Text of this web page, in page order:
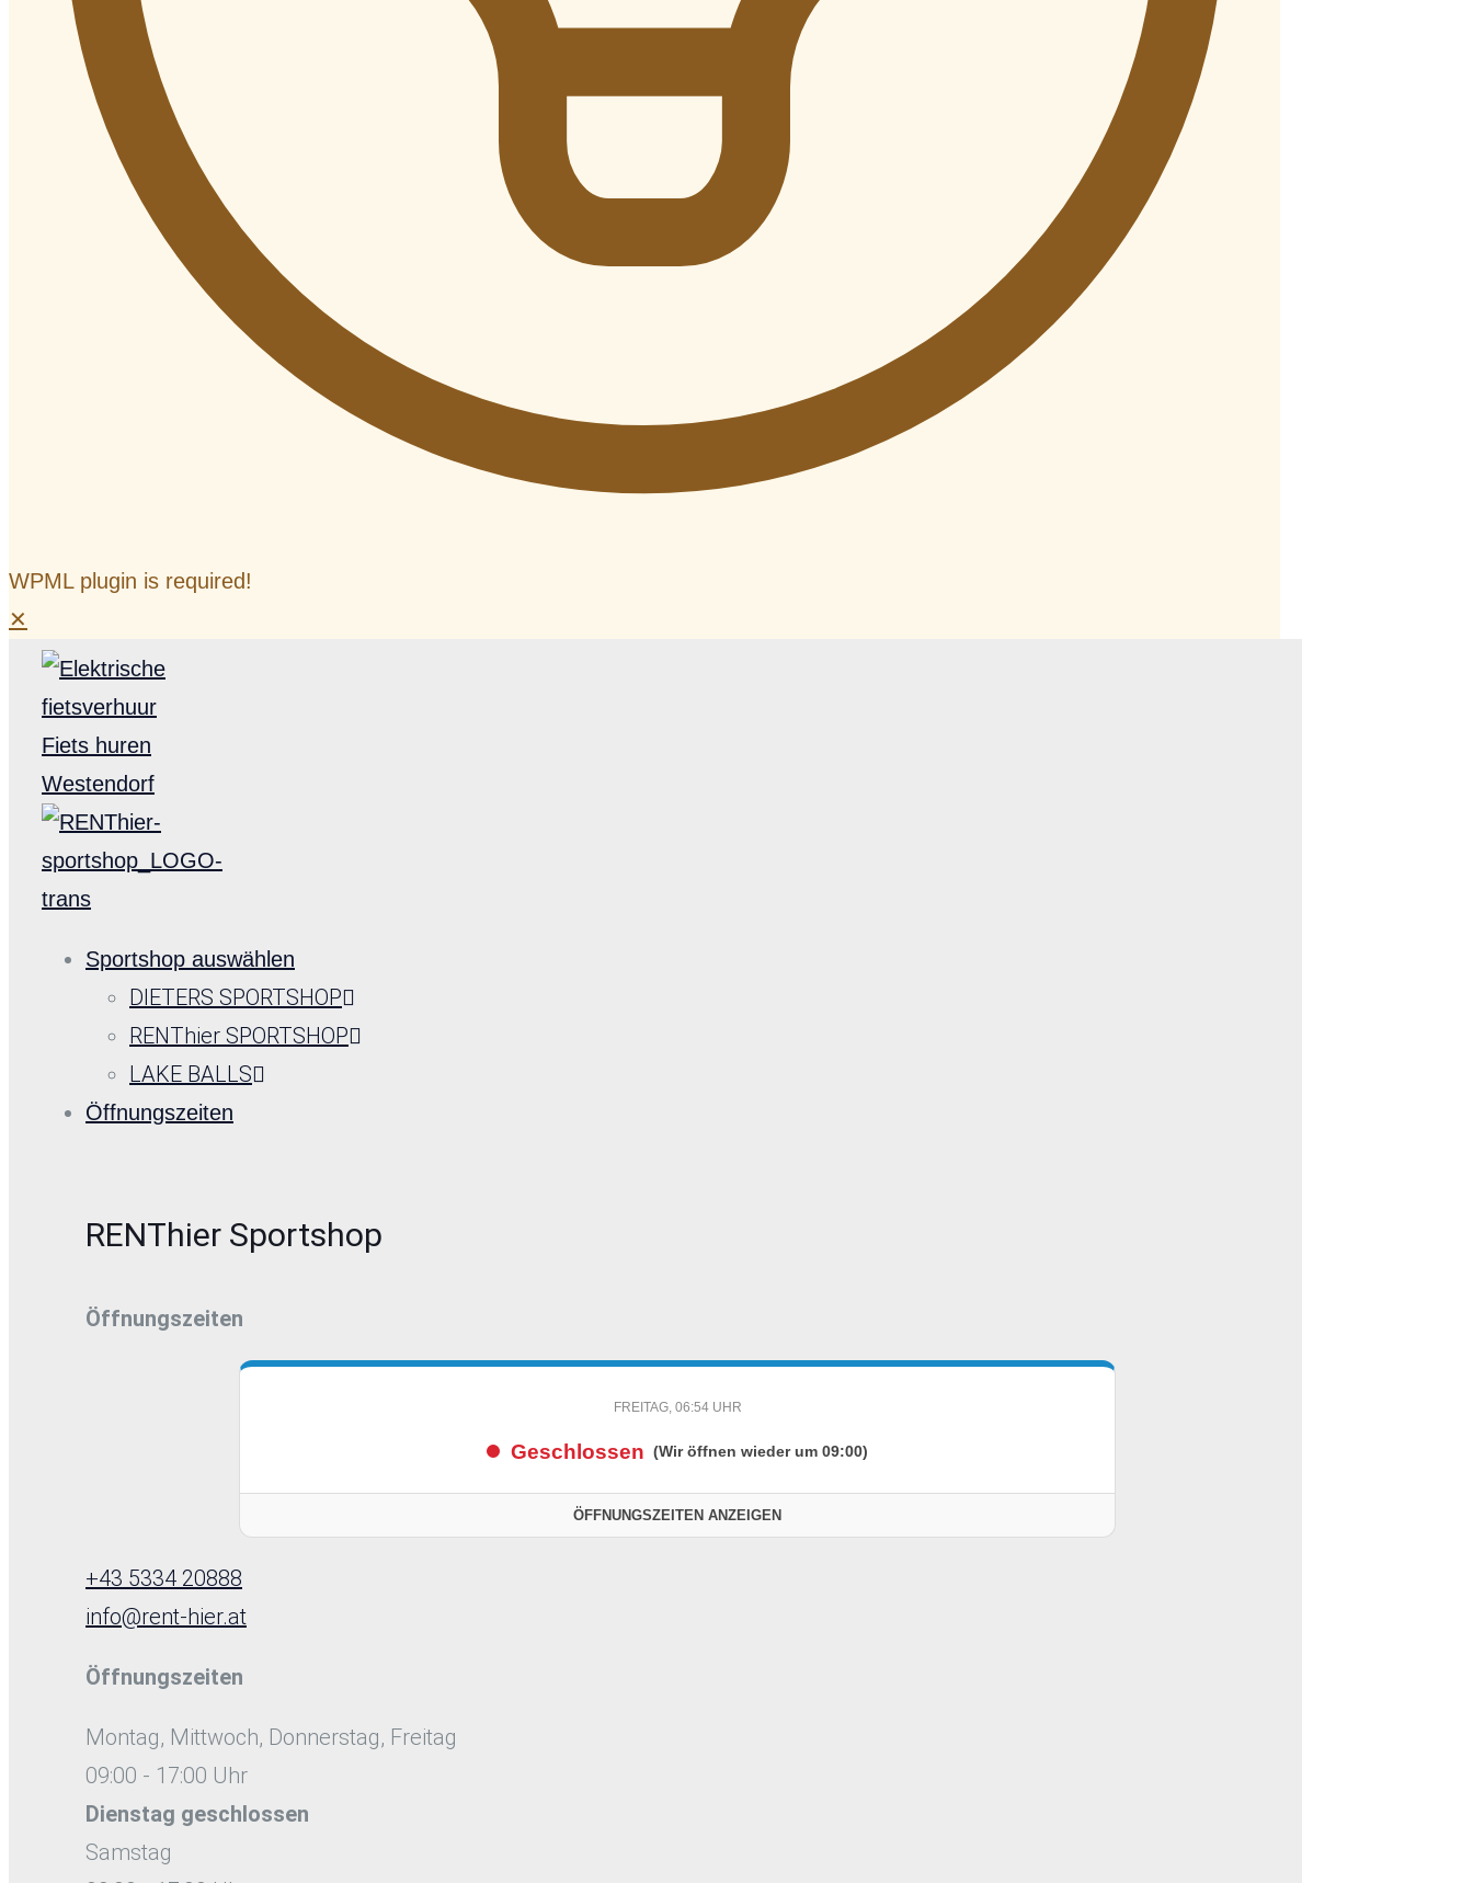
WPML plugin is required!
✕
Sportshop auswählen
DIETERS SPORTSHOP
RENThier SPORTSHOP
LAKE BALLS
Öffnungszeiten
RENThier Sportshop
Öffnungszeiten
FREITAG, 06:54 UHR
Geschlossen (Wir öffnen wieder um 09:00)
ÖFFNUNGSZEITEN ANZEIGEN
+43 5334 20888
info@rent-hier.at
Öffnungszeiten
Montag, Mittwoch, Donnerstag, Freitag
09:00 - 17:00 Uhr
Dienstag geschlossen
Samstag